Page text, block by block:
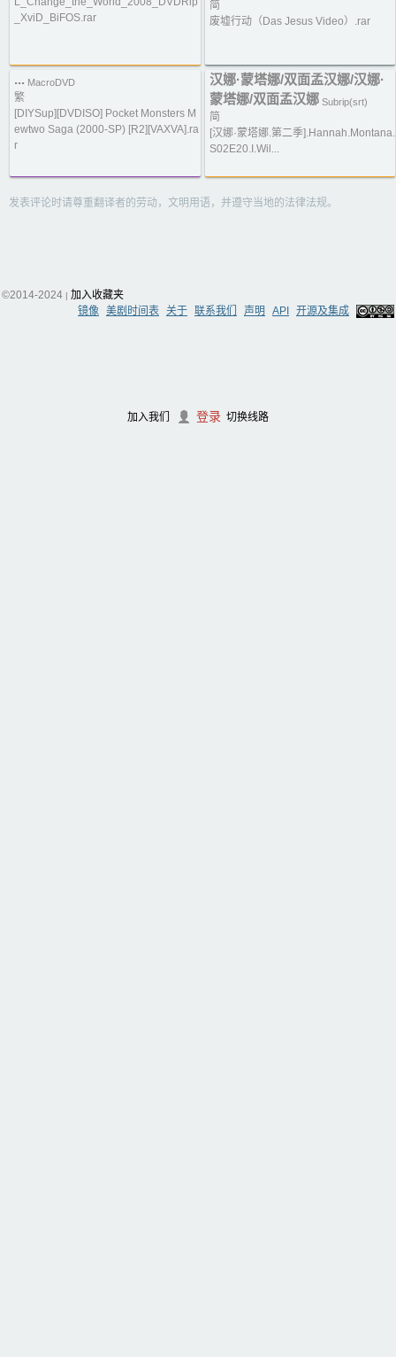
加入我们 登录 切换线路
_XviD_BiFOS.rar
简
废墟行动（Das Jesus Video）.rar
... MacroDVD
繁
[DIYSup][DVDISO] Pocket Monsters M
ewtwo Saga (2000-SP) [R2][VAXVA].ra
r
汉娜·蒙塔娜/双面孟汉娜/汉娜·
蒙塔娜/双面孟汉娜 Subrip(srt)
简
[汉娜·蒙塔娜.第二季].Hannah.Montana.
S02E20.I.Wil...
发表评论时请尊重翻译者的劳动，文明用语，并遵守当地的法律法规。
©2014-2024 | 加入收藏夹
镜像 美剧时间表 关于 联系我们 声明 API 开源及集成